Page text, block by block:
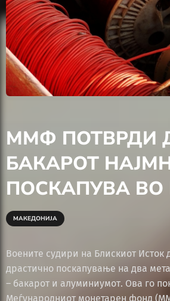
ММФ ПОТВРДИ
БАКАРОТ
ПОСКАПУВА ВО
МАКЕДОНИЈА
Воените судири на Блискиот Исток
драстично поскапување на два
– бакарот и алуминиумот. Ова го
Меѓународниот монетарен фонд